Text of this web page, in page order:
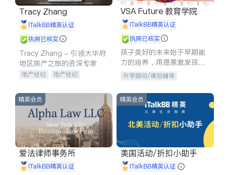
Tracy Zhang
iTalkBB精英认证
执照已核实
Tracy Zhang - 引领大华府
地区房产之旅的资深专家
地产经纪
地产经纪
商铺租售
VSA Future 教育学院
iTalkBB精英认证
执照已核实
孩子美好的未来始于早期能
力的培养，用愿景激发孩子
的学习潜力和动力。理念：
拥有成长型心态是成功的基
石。
升学顾问/课后辅导
精英会员
爱法律师事务所
iTalkBB精英认证
精英会员
美国活动/折扣小助手
iTalkBB精英认证